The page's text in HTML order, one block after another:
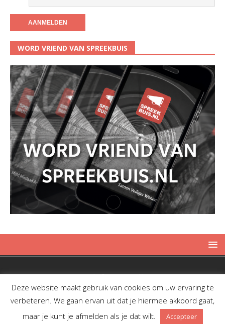
WORD VRIEND VAN SPREEKBUIS
Copyright © 2019 Spreekbuis
Deze website maakt gebruik van cookies om uw ervaring te
verbeteren. We gaan ervan uit dat je hiermee akkoord gaat,
maar je kunt je afmelden als je dat wilt.
Accepteer